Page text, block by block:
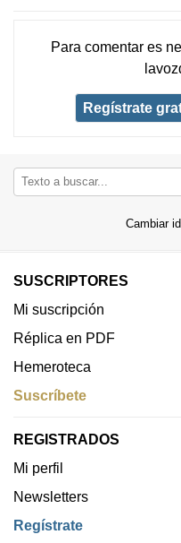
Para comentar es
Regístrate
Cambiar
SUSCRIPTORES
Mi suscripción
Réplica en PDF
Hemeroteca
Suscríbete
REGISTRADOS
Mi perfil
Newsletters
Regístrate